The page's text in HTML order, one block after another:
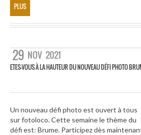
PLUS
29 NOV 2021
ETES-VOUS À LA HAUTEUR DU NOUVEAU DÉFI PHOTO
Un nouveau défi photo est ouvert à tous
sur fotoloco. Cette semaine le thème du
défi est: Brume. Participez dès